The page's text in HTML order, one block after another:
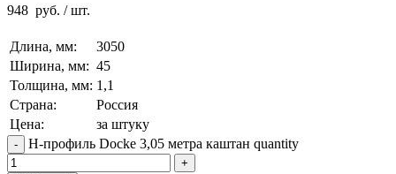
948 руб. / шт.
Длина, мм:
3050
Ширина, мм: 45
Толщина, мм: 1,1
Страна:
Россия
Цена:
за штуку
H-профиль Docke 3,05 метра каштан quantity